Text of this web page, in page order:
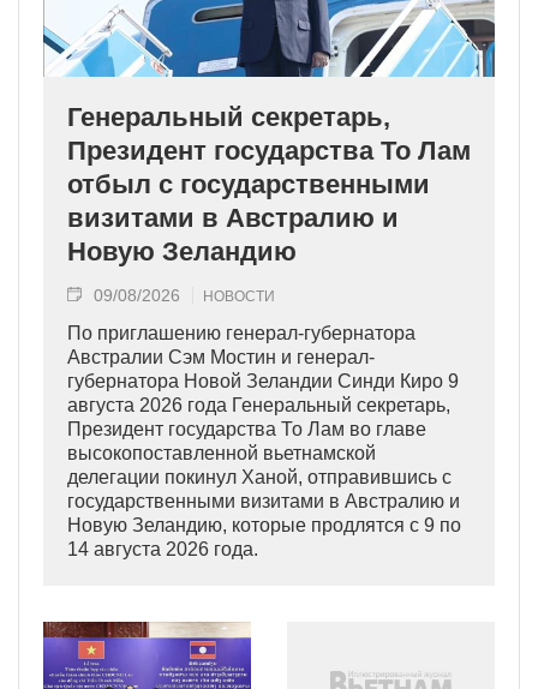
Генеральный секретарь,
Президент государства То Лам
отбыл с государственными
визитами в Австралию и
Новую Зеландию
09/08/2026 НОВОСТИ
По приглашению генерал-губернатора
Австралии Сэм Мостин и генерал-
губернатора Новой Зеландии Синди Киро 9
августа 2026 года Генеральный секретарь,
Президент государства То Лам во главе
высокопоставленной вьетнамской
делегации покинул Ханой, отправившись с
государственными визитами в Австралию и
Новую Зеландию, которые продлятся с 9 по
14 августа 2026 года.